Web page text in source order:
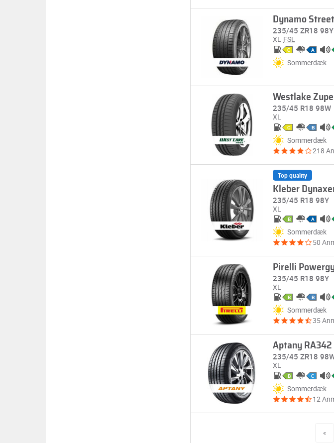
Dynamo
235/45 ZR18 98Y
XL FSL
C A
Sommerdæk
Westlake
235/45 R18 98W
XL
C B
Sommerdæk
218
Top quality
Kleber
235/45 R18 98Y
XL
B A
Sommerdæk
50
Pirelli
235/45 R18 98Y
XL
B B
Sommerdæk
35
Aptany RA342
235/45 ZR18
XL
B C
Sommerdæk
12
«